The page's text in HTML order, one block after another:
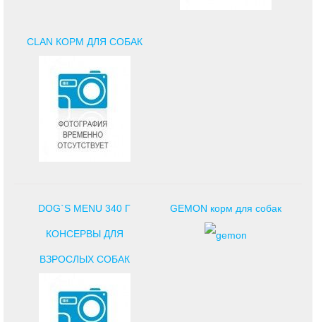
CLAN КОРМ ДЛЯ СОБАК
DOG`S MENU 340 Г
КОНСЕРВЫ ДЛЯ
ВЗРОСЛЫХ СОБАК
GEMON корм для собак